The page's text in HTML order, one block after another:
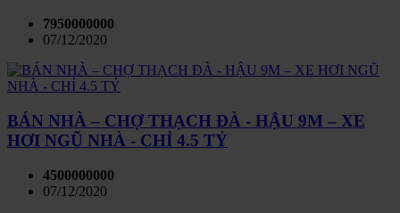
7950000000
07/12/2020
BÁN NHÀ – CHỢ THẠCH ĐÀ - HẬU 9M – XE
HƠI NGŨ NHÀ - CHỈ 4.5 TỶ
4500000000
07/12/2020